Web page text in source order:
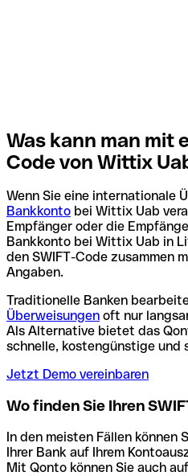
Was kann man mit
Code von Wittix
Wenn Sie eine internationale
Bankkonto bei Wittix Uab
Empfänger oder die
Bankkonto bei Wittix Uab in
den SWIFT-Code zusammen
Angaben.
Traditionelle Banken
Überweisungen oft nur
Als Alternative bietet das
schnelle, kostengünstige und
Jetzt Demo vereinbaren
Wo finden Sie Ihren
In den meisten Fällen können
Ihrer Bank auf Ihrem
Mit Qonto können Sie auch